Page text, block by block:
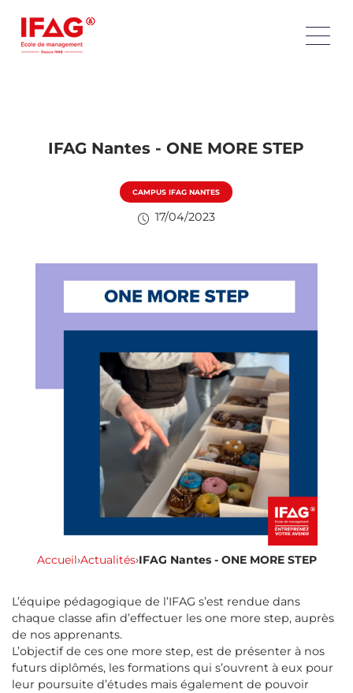
IFAG Nantes - ONE MORE STEP
CAMPUS IFAG NANTES
17/04/2023
Accueil›Actualités›IFAG Nantes - ONE MORE STEP
L’équipe pédagogique de l’IFAG s’est rendue dans
chaque classe afin d’effectuer les one more step, auprès
de nos apprenants.
L’objectif de ces one more step, est de présenter à nos
futurs diplômés, les formations qui s’ouvrent à eux pour
leur poursuite d’études mais également de pouvoir